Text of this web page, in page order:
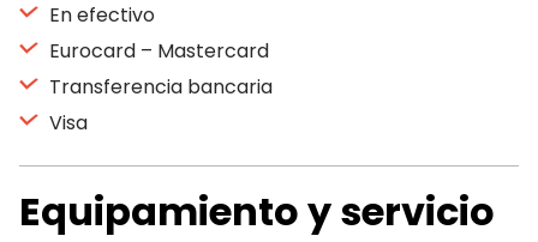
En efectivo
Eurocard – Mastercard
Transferencia bancaria
Visa
Equipamiento y servicio